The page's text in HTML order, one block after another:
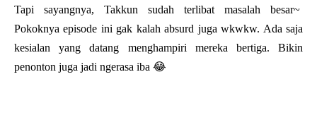
Tapi sayangnya, Takkun sudah terlibat masalah besar~
Pokoknya episode ini gak kalah absurd juga wkwkw. Ada saja
kesialan yang datang menghampiri mereka bertiga. Bikin
penonton juga jadi ngerasa iba 😂